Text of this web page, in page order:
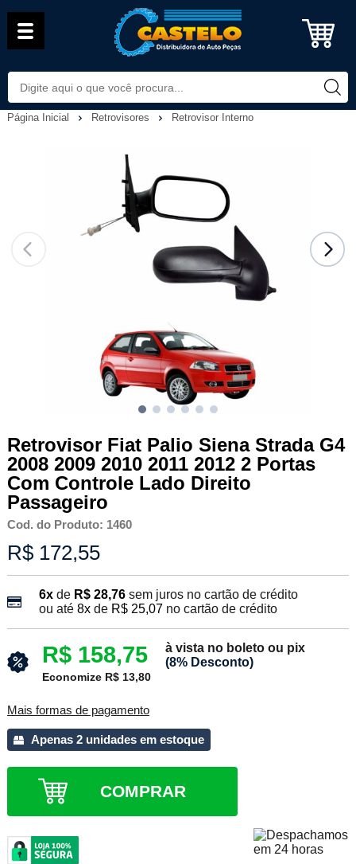
Página Inicial Retrovisores Retrovisor Interno
Retrovisor Fiat Palio Siena Strada G4
2008 2009 2010 2011 2012 2 Portas
Com Controle Lado Direito
Passageiro
Cod. do Produto: 1460
R$ 172,55
6xde R$ 28,76 sem juros no cartão de crédito
ou até 8xde R$ 25,07no cartão de crédito
R$ 158,75
à vista no boleto ou pix
(8% Desconto)
Economize R$ 13,80
Mais formas de pagamento
Apenas 2 unidades em estoque
COMPRAR